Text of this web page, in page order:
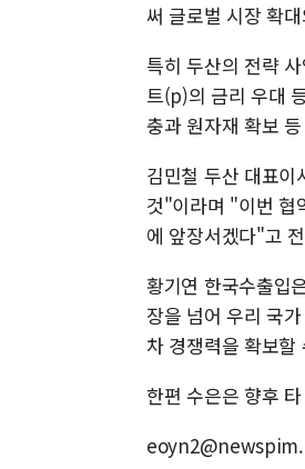
써 글로벌 시장 확
특히 두산의 전략
트(p)의 금리 우대
충과 원자재 확보
김민철 두산 대표
것"이라며 "이번 협
에 앞장서겠다"고
황기연 한국수출입
장을 넘어 우리 국
차 경쟁력을 확보
한편 수은은 향후